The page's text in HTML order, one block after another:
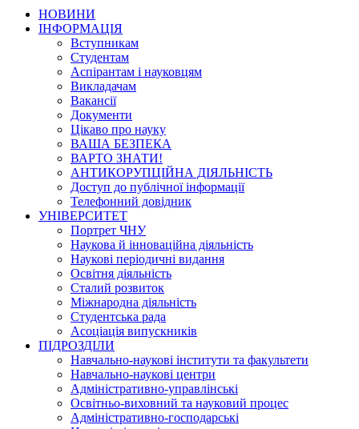
НОВИНИ
ІНФОРМАЦІЯ
Вступникам
Студентам
Аспірантам і науковцям
Викладачам
Вакансії
Документи
Цікаво про науку
ВАША БЕЗПЕКА
ВАРТО ЗНАТИ!
АНТИКОРУПЦІЙНА ДІЯЛЬНІСТЬ
Доступ до публічної інформації
Телефонний довідник
УНІВЕРСИТЕТ
Портрет ЧНУ
Наукова й інноваційна діяльність
Наукові періодичні видання
Освітня діяльність
Сталий розвиток
Міжнародна діяльність
Студентська рада
Асоціація випускників
ПІДРОЗДІЛИ
Навчально-наукові інститути та факультети
Навчально-наукові центри
Адміністративно-управлінські
Освітньо-виховний та науковий процес
Адміністративно-господарські